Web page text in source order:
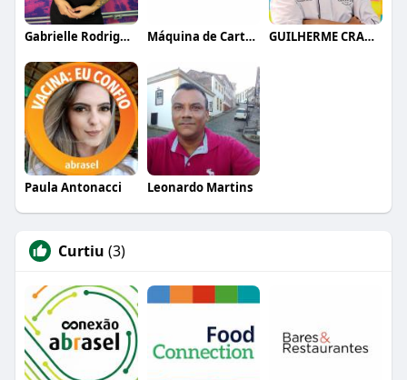
Gabrielle Rodrigues Máquina de Cartão BIN GUILHERME CRAMER BALLE
Paula Antonacci Leonardo Martins
Curtiu (3)